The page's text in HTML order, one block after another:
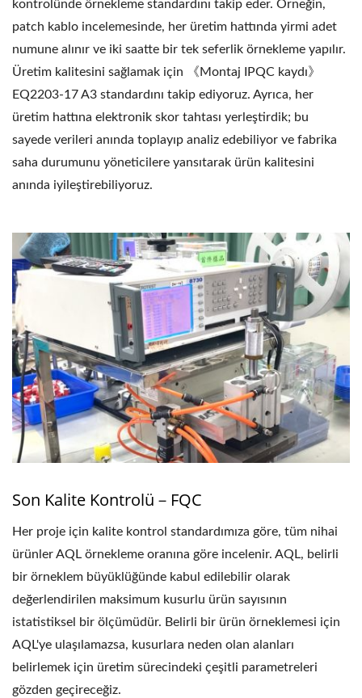
kontrolünde örnekleme standardını takip eder. Örneğin,
patch kablo incelemesinde, her üretim hattında yirmi adet
numune alınır ve iki saatte bir tek seferlik örnekleme yapılır.
Üretim kalitesini sağlamak için 《Montaj IPQC kaydı》
EQ2203-17 A3 standardını takip ediyoruz. Ayrıca, her
üretim hattına elektronik skor tahtası yerleştirdik; bu
sayede verileri anında toplayıp analiz edebiliyor ve fabrika
saha durumunu yöneticilere yansıtarak ürün kalitesini
anında iyileştirebiliyoruz.
Son Kalite Kontrolü－FQC
Her proje için kalite kontrol standardımıza göre, tüm nihai
ürünler AQL örnekleme oranına göre incelenir. AQL, belirli
bir örneklem büyüklüğünde kabul edilebilir olarak
değerlendirilen maksimum kusurlu ürün sayısının
istatistiksel bir ölçümüdür. Belirli bir ürün örneklemesi için
AQL'ye ulaşılamazsa, kusurlara neden olan alanları
belirlemek için üretim sürecindeki çeşitli parametreleri
gözden geçireceğiz.